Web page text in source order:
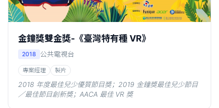
金鐘獎雙金獎-《臺灣特有種 VR》
2018 公共電視台
專案經理 製片
2018 年度最佳兒少優質節目獎；2019 金鐘獎最佳兒少節目
／最佳節目創新獎；AACA 最佳 VR 獎